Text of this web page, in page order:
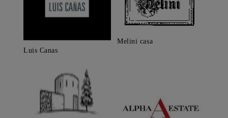
Luis Canas
Melini casa